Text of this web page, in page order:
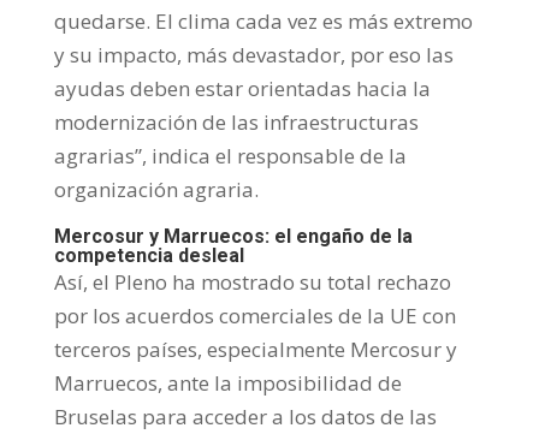
quedarse. El clima cada vez es más extremo
y su impacto, más devastador, por eso las
ayudas deben estar orientadas hacia la
modernización de las infraestructuras
agrarias”, indica el responsable de la
organización agraria.
Mercosur y Marruecos: el engaño de la
competencia desleal
Así, el Pleno ha mostrado su total rechazo
por los acuerdos comerciales de la UE con
terceros países, especialmente Mercosur y
Marruecos, ante la imposibilidad de
Bruselas para acceder a los datos de las